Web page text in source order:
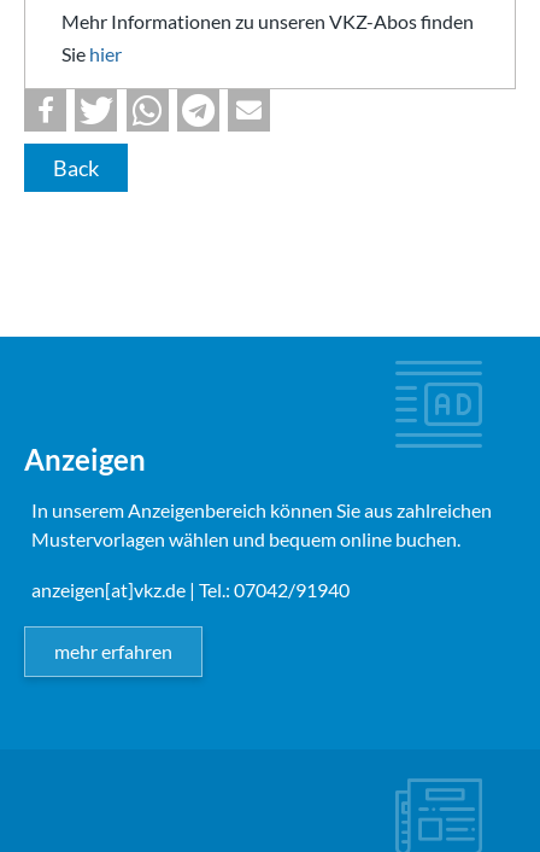
Mehr Informationen zu unseren VKZ-Abos finden
Sie hier
Back
Anzeigen
In unserem Anzeigenbereich können Sie aus zahlreichen
Mustervorlagen wählen und bequem online buchen.
anzeigen[at]vkz.de | Tel.: 07042/91940
mehr erfahren